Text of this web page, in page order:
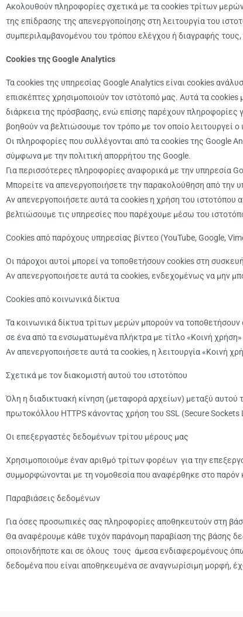
Ακολουθούν πληροφορίες σχετικά με τα cookies τρίτων
της επίδρασης της απενεργοποίησης στη λειτουργία του
συμπεριλαμβανομένου του τρόπου ελέγχου ή διαγραφής
Cookies της Google Analytics
Τα cookies της υπηρεσίας Google Analytics είναι cookies
επισκέπτες χρησιμοποιούν τον ιστότοπό μας. Αυτά τα
διάρκεια της πρόσβασης, ενώ επίσης παρέχουν πληροφορίες
βοηθούν να βελτιώσουμε τον τρόπο με τον οποίο λειτουργεί
Οι πληροφορίες που συλλέγονται από τα cookies της Google
σύμφωνα με την πολιτική απορρήτου της Google.
Για περισσότερες πληροφορίες αναφορικά με την υπηρεσία
Μπορείτε να απενεργοποιήσετε την παρακολούθηση από την
Αν απενεργοποιήσετε αυτά τα cookies η χρήση του ιστοτόπου
βελτιώσουμε τις υπηρεσίες που παρέχουμε μέσω του
Cookies από παρόχους υπηρεσίας βίντεο (YouTube, Google,
Οι πάροχοι αυτοί μπορεί να τοποθετήσουν cookies στη
Αν απενεργοποιήσετε αυτά τα cookies, ενδεχομένως να μην
Cookies από κοινωνικά δίκτυα
Τα κοινωνικά δίκτυα τρίτων μερών μπορούν να
σε ένα από τα ενσωματωμένα πλήκτρα με τίτλο «Κοινή
Αν απενεργοποιήσετε αυτά τα cookies, η λειτουργία «Κοινή
Σχετικά με τον διακομιστή αυτού του ιστοτόπου
Όλη η διαδικτυακή κίνηση (μεταφορά αρχείων) μεταξύ
πρωτοκόλλου HTTPS κάνοντας χρήση του SSL (Secure Sockets
Οι επεξεργαστές δεδομένων τρίτου μέρους μας
Χρησιμοποιούμε έναν αριθμό τρίτων φορέων για την
συμμορφώνονται με τη νομοθεσία που αναφέρθηκε στο παρόν
Παραβιάσεις δεδομένων
Για όσες προσωπικές σας πληροφορίες αποθηκευτούν στη
Θα αναφέρουμε κάθε τυχόν παράνομη παραβίαση της βάσης
οποιονδήποτε και σε όλους τους άμεσα ενδιαφερομένους
δεδομένα που είναι αποθηκευμένα σε αναγνωρίσιμη μορφή,